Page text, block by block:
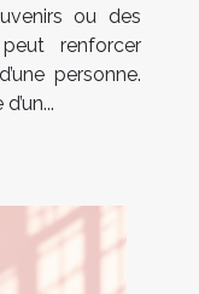
ou des
renforcer
personne.